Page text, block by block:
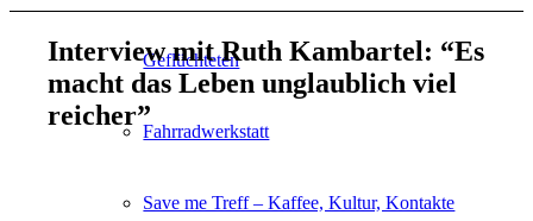
Geflüchteten
Fahrradwerkstatt
Save me Treff – Kaffee, Kultur, Kontakte
Interview mit Ruth Kambartel: “Es
macht das Leben unglaublich viel
reicher”